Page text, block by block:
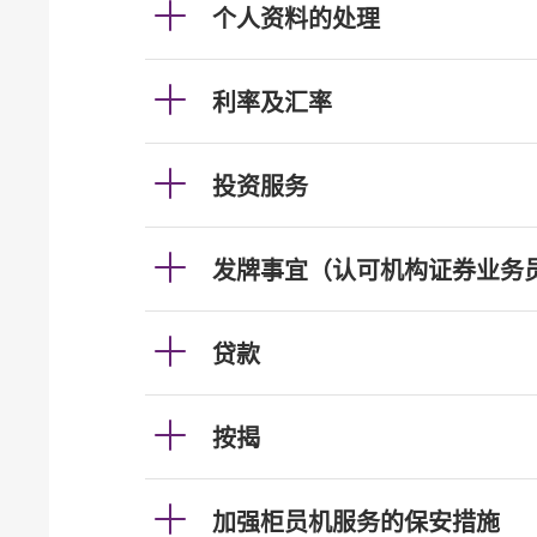
个人资料的处理
利率及汇率
投资服务
发牌事宜（认可机构证券业务
贷款
按揭
加强柜员机服务的保安措施